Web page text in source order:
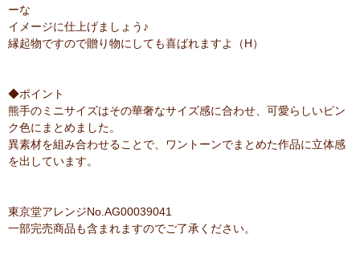
ーな
イメージに仕上げましょう♪
縁起物ですので贈り物にしても喜ばれますよ（H）
◆ポイント
熊手のミニサイズはその華奢なサイズ感に合わせ、可愛らしいピン
ク色にまとめました。
異素材を組み合わせることで、ワントーンでまとめた作品に立体感
を出しています。
東京堂アレンジNo.AG00039041
一部完売商品も含まれますのでご了承ください。